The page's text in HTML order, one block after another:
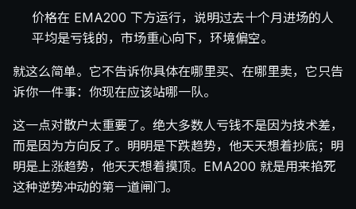
价格在 EMA200 下方运行，说明过去十个月进场的人
平均是亏钱的，市场重心向下，环境偏空。
就这么简单。它不告诉你具体在哪里买、在哪里卖，它只告
诉你一件事：你现在应该站哪一队。
这一点对散户太重要了。绝大多数人亏钱不是因为技术差，
而是因为方向反了。明明是下跌趋势，他天天想着抄底；明
明是上涨趋势，他天天想着摸顶。EMA200 就是用来掐死
这种逆势冲动的第一道闸门。